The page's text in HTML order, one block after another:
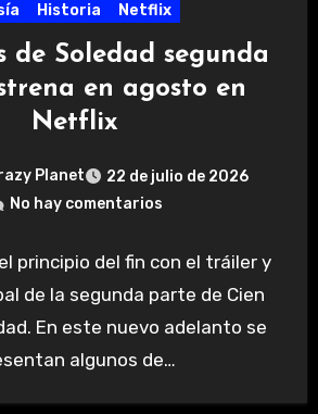
Historia Netflix
de Soledad segunda
en agosto en
Netflix
Planet
22 de julio de 2026
No hay comentarios
principio del fin con el tráiler y
de la segunda parte de Cien
En este nuevo adelanto se
algunos de…